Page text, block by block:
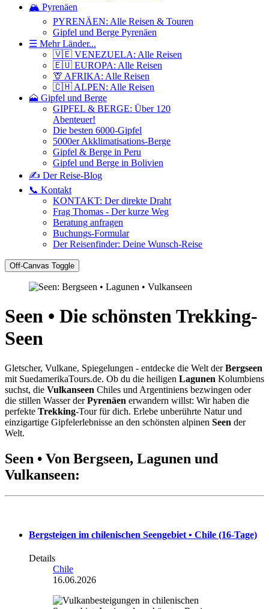
🏔️ Pyrenäen
PYRENÄEN: Alle Reisen & Touren
Gipfel und Berge Pyrenäen
☰ Mehr Länder...
🇻🇪 VENEZUELA: Alle Reisen
🇪🇺 EUROPA: Alle Reisen
🦒 AFRIKA: Alle Reisen
🇨🇭 ALPEN: Alle Reisen
🗻 Gipfel und Berge
GIPFEL & BERGE: Über 120
Abenteuer!
Die besten 6000-Gipfel
5000er Akklimatisations-Berge
Gipfel & Berge in Peru
Gipfel und Berge in Bolivien
✍️ Der Reise-Blog
📞 Kontakt
KONTAKT: Der direkte Draht
Frag Thomas - Der kurze Weg
Beratung anfragen
Buchungs-Formular
Der Reisenfinder: Deine Wunsch-Reise
Off-Canvas Toggle
Seen • Die schönsten Trekking-
Seen
Gletscher, Vulkane, Spiegelungen - entdecke die Welt derBergseen
mit SuedamerikaTours.de. Ob du die heiligen Lagunen Kolumbiens
suchst, die Vulkanseen Chiles und Argentiniens bezwingen oder
die stillen Wasser derPyrenäen erwandern willst: Wir haben die
perfekte Trekking-Tour für dich. Erlebe unberührte Natur und
einzigartige Gipfelerlebnisse an den schönsten alpinen Seen der
Welt.
Seen • Von Bergseen, Lagunen und
Vulkanseen:
Bergsteigen im chilenischen Seengebiet • Chile (16-Tage)
Details
Chile
16.06.2026